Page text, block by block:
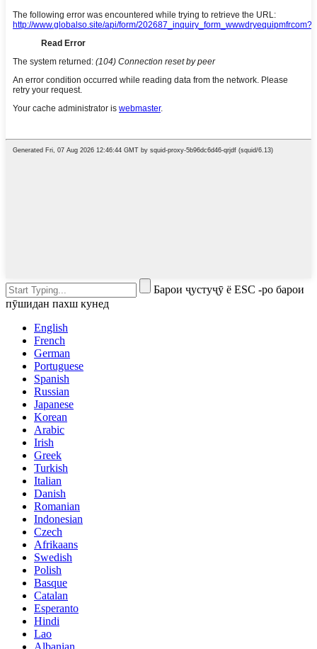
Барои ҷустуҷӯ ё ESC -ро барои
пӯшидан пахш кунед
English
French
German
Portuguese
Spanish
Russian
Japanese
Korean
Arabic
Irish
Greek
Turkish
Italian
Danish
Romanian
Indonesian
Czech
Afrikaans
Swedish
Polish
Basque
Catalan
Esperanto
Hindi
Lao
Albanian